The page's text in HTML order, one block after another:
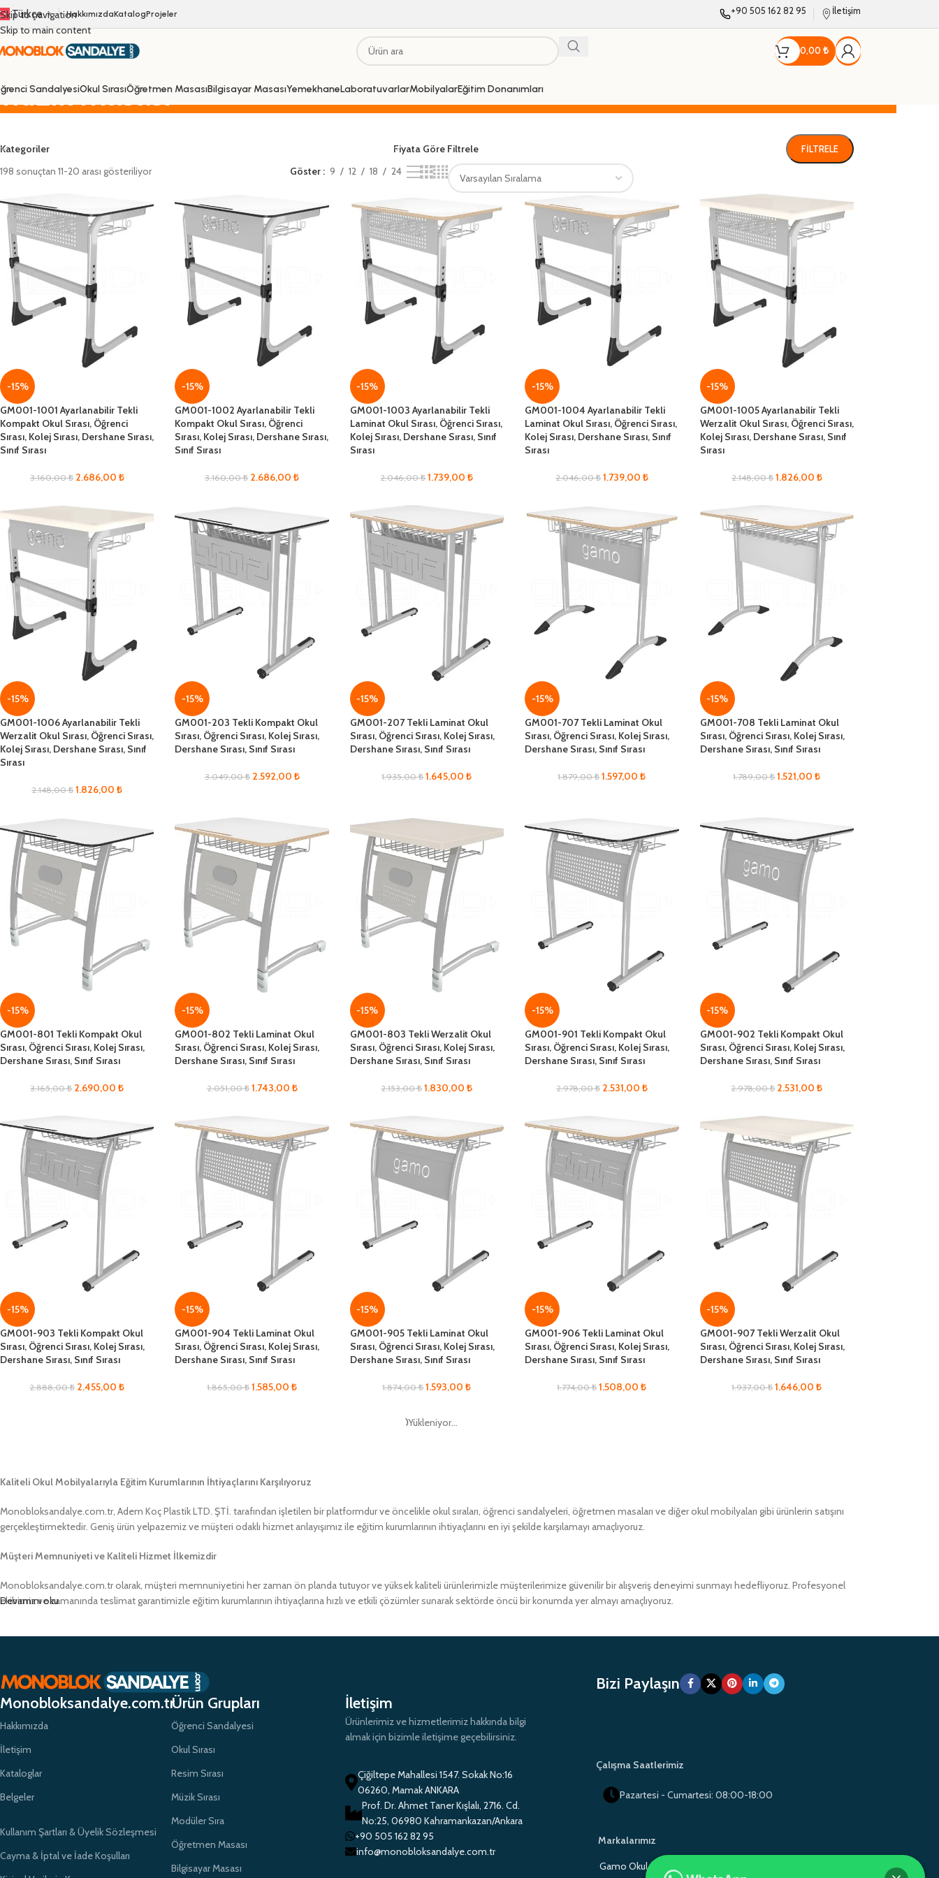
Skip to navigation
Skip to main content
Türkçe ▼ HakkımızdaKatalogProjeler +90 505 162 82 95 İletişim
0,00 ₺
SandalyesiOkul SırasıÖğretmen MasasıBilgisayar MasasıYemekhaneLaboratuvarlarMobilyalarEğitim Donanımları
masası
Kategoriler Fiyata Göre Filtrele FILTRELE
198 sonuçtan 11-20 arası gösteriliyor Göster 9 12 18 24
-15%
GM001-1001 Ayarlanabilir Tekli
Kompakt Okul Sırası, Öğrenci
Sırası, Kolej Sırası, Dershane Sırası,
Sınıf Sırası
3.160,00₺ 2.686,00 ₺
-15%
GM001-1002 Ayarlanabilir Tekli
Kompakt Okul Sırası, Öğrenci
Sırası, Kolej Sırası, Dershane Sırası,
Sınıf Sırası
3.160,00₺ 2.686,00₺
-15%
GM001-1003 Ayarlanabilir Tekli
Laminat Okul Sırası, Öğrenci Sırası,
Kolej Sırası, Dershane Sırası, Sınıf
Sırası
2.046,00₺ 1.739,00₺
-15%
GM001-1004 Ayarlanabilir Tekli
Laminat Okul Sırası, Öğrenci Sırası,
Kolej Sırası, Dershane Sırası, Sınıf
Sırası
2.046,00₺ 1.739,00 ₺
-15%
GM001-1005 Ayarlanabilir Tekli
Werzalit Okul Sırası, Öğrenci Sırası,
Kolej Sırası, Dershane Sırası, Sınıf
Sırası
2.148,00₺ 1.826,00 ₺
-15%
GM001-1006 Ayarlanabilir Tekli
Werzalit Okul Sırası, Öğrenci Sırası,
Kolej Sırası, Dershane Sırası, Sınıf
Sırası
2.148,00₺ 1.826,00₺
-15%
GM001-203 Tekli Kompakt Okul
Sırası, Öğrenci Sırası, Kolej Sırası,
Dershane Sırası, Sınıf Sırası
3.049,00₺ 2.592,00 ₺
-15%
GM001-207 Tekli Laminat Okul
Sırası, Öğrenci Sırası, Kolej Sırası,
Dershane Sırası, Sınıf Sırası
1.935,00₺ 1.645,00₺
-15%
GM001-707 Tekli Laminat Okul
Sırası, Öğrenci Sırası, Kolej Sırası,
Dershane Sırası, Sınıf Sırası
1.879,00₺ 1.597,00₺
-15%
GM001-708 Tekli Laminat Okul
Sırası, Öğrenci Sırası, Kolej Sırası,
Dershane Sırası, Sınıf Sırası
1.789,00₺ 1.521,00₺
-15%
GM001-801 Tekli Kompakt Okul
Sırası, Öğrenci Sırası, Kolej Sırası,
Dershane Sırası, Sınıf Sırası
3.165,00₺ 2.690,00₺
-15%
GM001-802 Tekli Laminat Okul
Sırası, Öğrenci Sırası, Kolej Sırası,
Dershane Sırası, Sınıf Sırası
2.051,00₺ 1.743,00 ₺
-15%
GM001-803 Tekli Werzalit Okul
Sırası, Öğrenci Sırası, Kolej Sırası,
Dershane Sırası, Sınıf Sırası
2.153,00₺ 1.830,00₺
-15%
GM001-901 Tekli Kompakt Okul
Sırası, Öğrenci Sırası, Kolej Sırası,
Dershane Sırası, Sınıf Sırası
2.978,00₺ 2.531,00 ₺
-15%
GM001-902 Tekli Kompakt Okul
Sırası, Öğrenci Sırası, Kolej Sırası,
Dershane Sırası, Sınıf Sırası
2.978,00₺ 2.531,00₺
-15%
GM001-903 Tekli Kompakt Okul
Sırası, Öğrenci Sırası, Kolej Sırası,
Dershane Sırası, Sınıf Sırası
2.888,00₺ 2.455,00₺
-15%
GM001-904 Tekli Laminat Okul
Sırası, Öğrenci Sırası, Kolej Sırası,
Dershane Sırası, Sınıf Sırası
1.865,00₺ 1.585,00₺
-15%
GM001-905 Tekli Laminat Okul
Sırası, Öğrenci Sırası, Kolej Sırası,
Dershane Sırası, Sınıf Sırası
1.874,00₺ 1.593,00₺
-15%
GM001-906 Tekli Laminat Okul
Sırası, Öğrenci Sırası, Kolej Sırası,
Dershane Sırası, Sınıf Sırası
1.774,00₺ 1.508,00₺
-15%
GM001-907 Tekli Werzalit Okul
Sırası, Öğrenci Sırası, Kolej Sırası,
Dershane Sırası, Sınıf Sırası
1.937,00₺ 1.646,00₺
Yükleniyor...
Kaliteli Okul Mobilyalarıyla Eğitim Kurumlarının İhtiyaçlarını Karşılıyoruz
Monobloksandalye.com.tr, Adem Koç Plastik LTD. ŞTİ. tarafından işletilen bir platformdur ve öncelikle okul sıraları, öğrenci sandalyeleri, öğretmen masaları ve diğer okul mobilyaları gibi ürünlerin satışını
gerçekleştirmektedir. Geniş ürün yelpazemiz ve müşteri odaklı hizmet anlayışımız ile eğitim kurumlarının ihtiyaçlarını en iyi şekilde karşılamayı amaçlıyoruz.
Müşteri Memnuniyeti ve Kaliteli Hizmet İlkemizdir
Monobloksandalye.com.tr olarak, müşteri memnuniyetini her zaman ön planda tutuyor ve yüksek kaliteli ürünlerimizle müşterilerimize güvenilir bir alışveriş deneyimi sunmayı hedefliyoruz. Profesyonel
ekibimiz ve zamanında teslimat garantimizle eğitim kurumlarının ihtiyaçlarına hızlı ve etkili çözümler sunarak sektörde öncü bir konumda yer almayı amaçlıyoruz.
Devamını oku
Monobloksandalye.com.tr
Hakkımızda
İletişim
Kataloglar
Belgeler
Kullanım Şartları & Üyelik Sözleşmesi
Cayma & İptal ve İade Koşulları
Ürün Grupları
Öğrenci Sandalyesi
Okul Sırası
Resim Sırası
Müzik Sırası
Modüler Sıra
Öğretmen Masası
Bilgisayar Masası
İletişim
Çiğiltepe Mahallesi 1547. Sokak No:16
06260, Mamak ANKARA
Prof. Dr. Ahmet Taner Kışlalı, 2716. Cd.
No:25, 06980 Kahramankazan/Ankara
+90 505 162 82 95
Ürünlerimiz ve hizmetlerimiz hakkında bilgi
almak için bizimle iletişime geçebilirsiniz.
info@monobloksandalye.com.tr
Bizi Paylaşın
Çalışma Saatlerimiz
Pazartesi - Cumartesi: 08:00-18:00
Markalarımız
Gamo Okul Mobilyaları